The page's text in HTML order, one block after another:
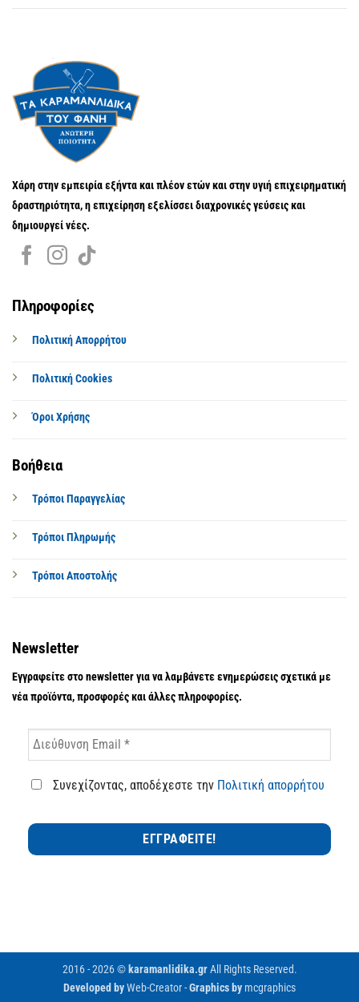
Χάρη στην εμπειρία εξήντα και πλέον ετών και στην υγιή επιχειρηματική
δραστηριότητα, η επιχείρηση εξελίσσει διαχρονικές γεύσεις και
δημιουργεί νέες.
Πληροφορίες
Πολιτική Απορρήτου
Πολιτική Cookies
Όροι Χρήσης
Βοήθεια
Τρόποι Παραγγελίας
Τρόποι Πληρωμής
Τρόποι Αποστολής
Newsletter
Εγγραφείτε στο newsletter για να λαμβάνετε ενημερώσεις σχετικά με
νέα προϊόντα, προσφορές και άλλες πληροφορίες.
Συνεχίζοντας, αποδέχεστε την Πολιτική απορρήτου
2016 - 2026 © karamanlidika.grAll Rights Reserved.
Developed byWeb-Creator-Graphics by mcgraphics